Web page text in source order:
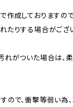
で作成しております
たりする場合がござ
れがついた場合は、
ので、衝撃等弱い為